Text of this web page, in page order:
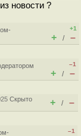
новости ?
+1
+ / –
–1
+ / –
Скрыто
+ / –
–1